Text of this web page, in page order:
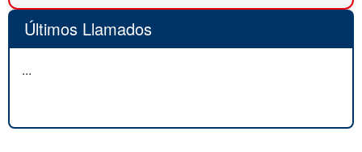
Últimos Llamados
...